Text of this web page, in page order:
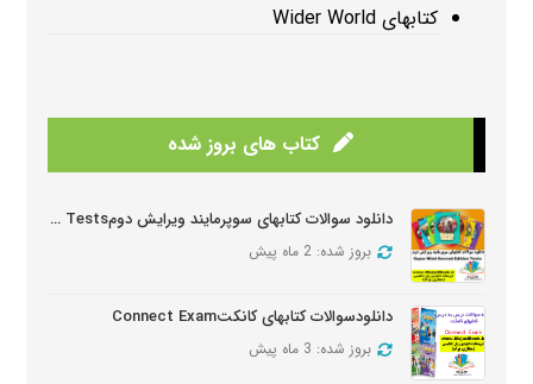
کتابهای Wider World
کتاب های بروز شده
دانلود سوالات کتابهای سوپرمایند ویرایش دومSuper Mind Tests
بروز شده: 2 ماه پیش
دانلودسوالات کتابهای کانکتConnect Exam
بروز شده: 3 ماه پیش